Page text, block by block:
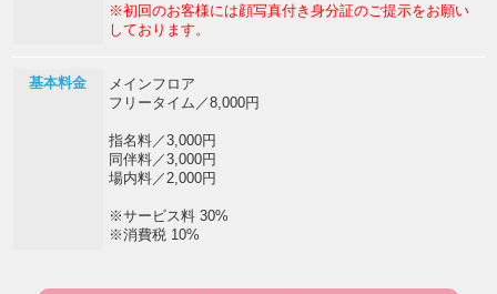
※初回のお客様には顔写真付き身分証のご提示をお願い
しております。
基本料金
メインフロア
フリータイム／8,000円
指名料／3,000円
同伴料／3,000円
場内料／2,000円
※サービス料 30%
※消費税 10%